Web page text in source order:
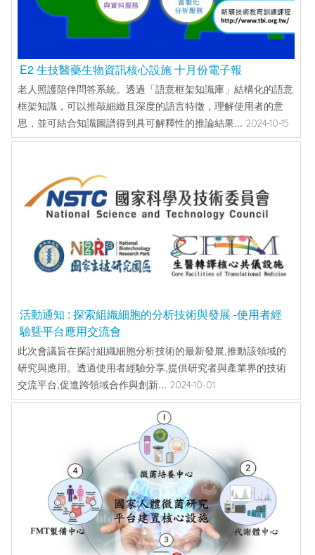
E2 生技醫藥生物資訊核心設施 十月份電子報
老人照護陪伴問答系統。透過「語意框架知識庫」結構化的語意
框架知識，可以推敲細緻且深度的語言特徵，理解使用者的意
思，並可結合知識圖譜得到具可解釋性的推論結果... 2024-10-15
活動通知 : 探索組織細胞的分析技術與發展 -使用者經
驗曁平台應用交流會
此次會議旨在探討組織細胞分析技術的最新發展,推動該領域的
研究與應用。透過使用者經驗分享,提供研究者與產業界的技術
交流平台,促進跨領域合作與創新... 2024-10-01